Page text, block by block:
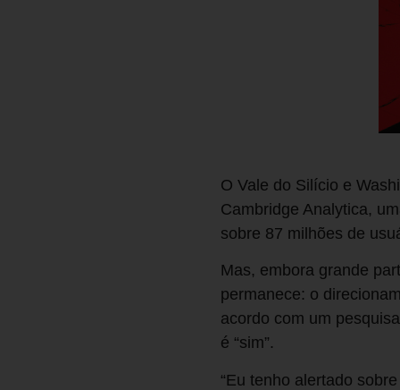
O Vale do Silício e
Cambridge Analytica,
sobre 87 milhões de
Mas, embora grande
permanece: o
acordo com um
é “sim”.
“Eu tenho alertado